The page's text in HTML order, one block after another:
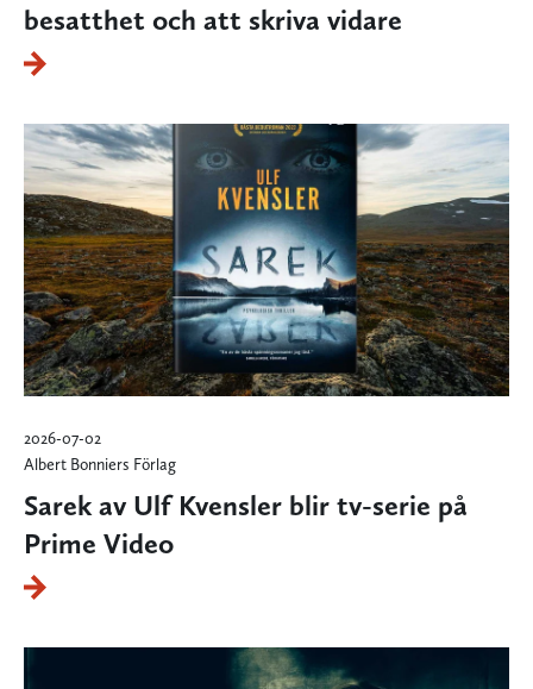
besatthet och att skriva vidare
2026-07-02
Albert Bonniers Förlag
Sarek av Ulf Kvensler blir tv-serie på
Prime Video